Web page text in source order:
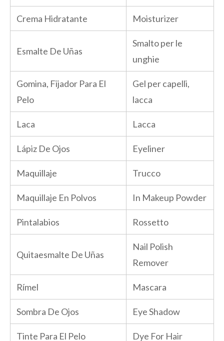
Crema Hidratante Moisturizer
Esmalte De Uñas
Smalto per le
unghie
Gomina, Fijador Para El
Pelo
Gel per capelli,
lacca
Laca Lacca
Lápiz De Ojos Eyeliner
Maquillaje Trucco
Maquillaje En Polvos In Makeup Powder
Pintalabios Rossetto
Quitaesmalte De Uñas
Nail Polish
Remover
Rímel Mascara
Sombra De Ojos Eye Shadow
Tinte Para El Pelo Dye For Hair